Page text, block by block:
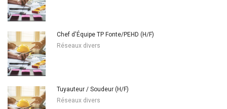
Chef d'Équipe TP Fonte/PEHD (H/F)
Réseaux divers
Tuyauteur / Soudeur (H/F)
Réseaux divers